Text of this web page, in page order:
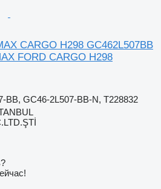
CARGO H298 GC462L507BB
FORD CARGO H298
BB, GC46-2L507-BB-N, T228832